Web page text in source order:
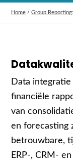
Home /Group
Data
financiële
van
en forecasting
betrouwbare,
ERP-, CRM-